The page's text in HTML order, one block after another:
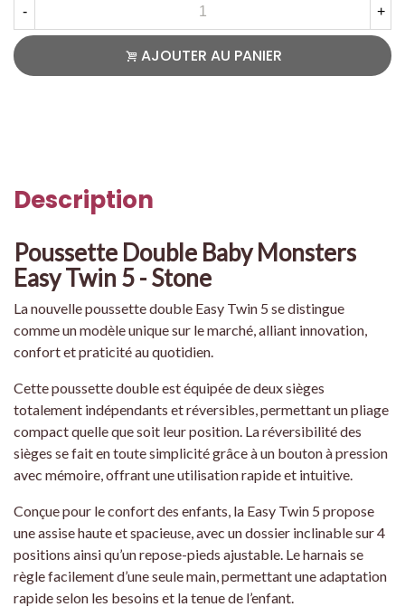
- +
AJOUTER AU PANIER
Description
Poussette Double Baby Monsters
Easy Twin 5 - Stone
La nouvelle poussette double Easy Twin 5 se distingue
comme un modèle unique sur le marché, alliant innovation,
confort et praticité au quotidien.
Cette poussette double est équipée de deux sièges
totalement indépendants et réversibles, permettant un pliage
compact quelle que soit leur position. La réversibilité des
sièges se fait en toute simplicité grâce à un bouton à pression
avec mémoire, offrant une utilisation rapide et intuitive.
Conçue pour le confort des enfants, la Easy Twin 5 propose
une assise haute et spacieuse, avec un dossier inclinable sur 4
positions ainsi qu’un repose-pieds ajustable. Le harnais se
règle facilement d’une seule main, permettant une adaptation
rapide selon les besoins et la tenue de l’enfant.